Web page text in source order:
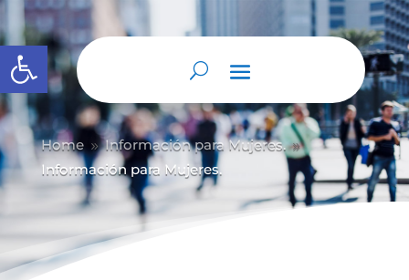
Abrir barra de herramientas
Home 9 Información para Mujeres. 9
Información para Mujeres.